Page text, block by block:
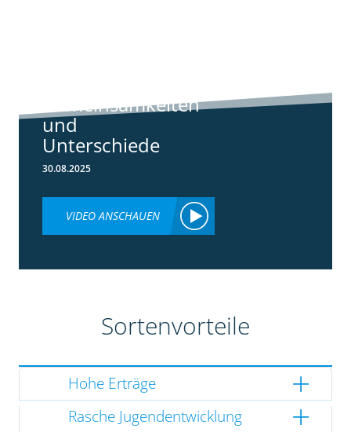
Gemeinsamkeiten
und
Unterschiede
30.08.2025
VIDEO ANSCHAUEN
Sortenvorteile
Hohe Erträge
Rasche Jugendentwicklung